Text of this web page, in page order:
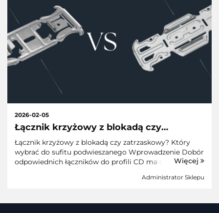
Łącznik krzyżowy z blokadą czy
zatrzaskowy? Który wybrać do sufitu
podwiesanego
2026-02-05
Administrator Sklepu
Łącznik krzyżowy z blokadą czy zatrzaskowy? Który
wybrać do sufitu podwieszanego Wprowadzenie Dobór
odpowiednich łączników do profili CD ma ogromny
Więcej